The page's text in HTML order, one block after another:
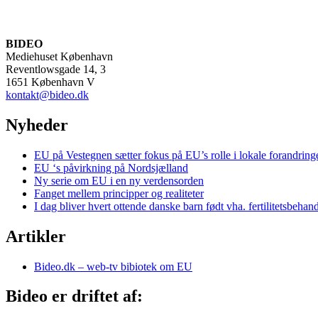
BIDEO
Mediehuset København
Reventlowsgade 14, 3
1651 København V
kontakt@bideo.dk
Nyheder
EU på Vestegnen sætter fokus på EU’s rolle i lokale
EU ‘s påvirkning på Nordsjælland
Ny serie om EU i en ny verdensorden
Fanget mellem principper og realiteter
I dag bliver hvert ottende danske barn født vha.
Artikler
Bideo.dk – web-tv bibiotek om EU
Bideo er driftet af: